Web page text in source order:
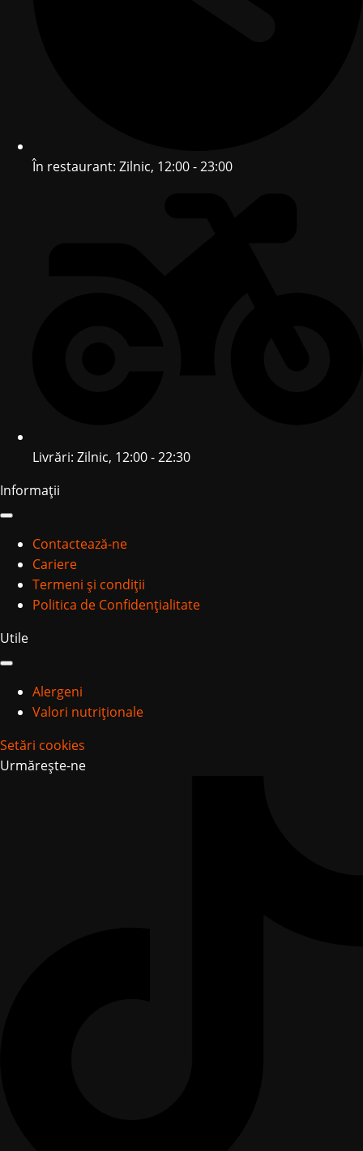
În restaurant: Zilnic, 12:00 - 23:00
Livrări: Zilnic, 12:00 - 22:30
Informații
Contactează-ne
Cariere
Termeni și condiții
Politica de Confidențialitate
Utile
Alergeni
Valori nutriționale
Setări cookies
Urmărește-ne